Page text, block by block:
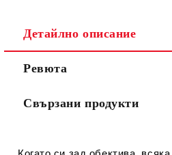
Съгласен съм с
Ние ще се свържем с вас в рамките
Детайлно описание
Ревюта
Свързани продукти